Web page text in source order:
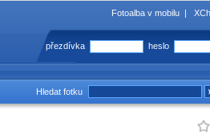
Fotoalba v mobilu |
přezdívka heslo
Hledat fotku